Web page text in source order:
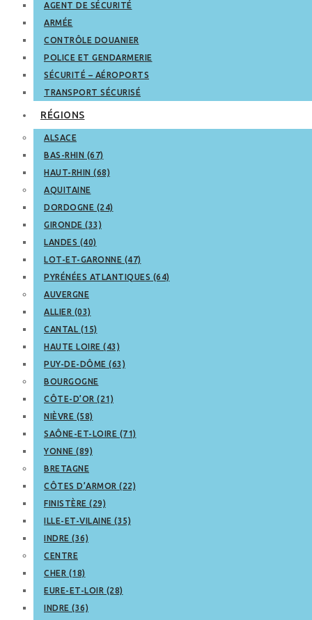
AGENT DE SÉCURITÉ
ARMÉE
CONTRÔLE DOUANIER
POLICE ET GENDARMERIE
SÉCURITÉ – AÉROPORTS
TRANSPORT SÉCURISÉ
RÉGIONS
ALSACE
BAS-RHIN (67)
HAUT-RHIN (68)
AQUITAINE
DORDOGNE (24)
GIRONDE (33)
LANDES (40)
LOT-ET-GARONNE (47)
PYRÉNÉES ATLANTIQUES (64)
AUVERGNE
ALLIER (03)
CANTAL (15)
HAUTE LOIRE (43)
PUY-DE-DÔME (63)
BOURGOGNE
CÔTE-D’OR (21)
NIÈVRE (58)
SAÔNE-ET-LOIRE (71)
YONNE (89)
BRETAGNE
CÔTES D’ARMOR (22)
FINISTÈRE (29)
ILLE-ET-VILAINE (35)
INDRE (36)
CENTRE
CHER (18)
EURE-ET-LOIR (28)
INDRE (36)